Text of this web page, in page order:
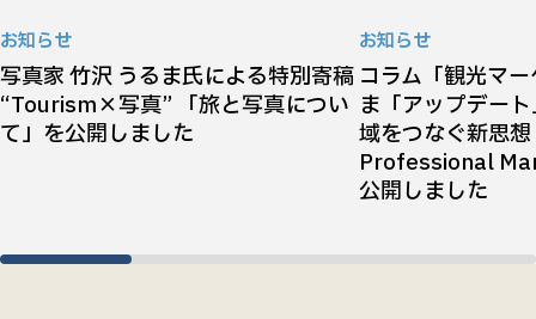
お知らせ
写真家 竹沢 うるま氏による特別寄稿
“Tourism×写真” 「旅と写真につい
て」を公開しました
お知らせ
コラム「観光マ
ま「アップデー
域をつなぐ新思
Professional
公開しました